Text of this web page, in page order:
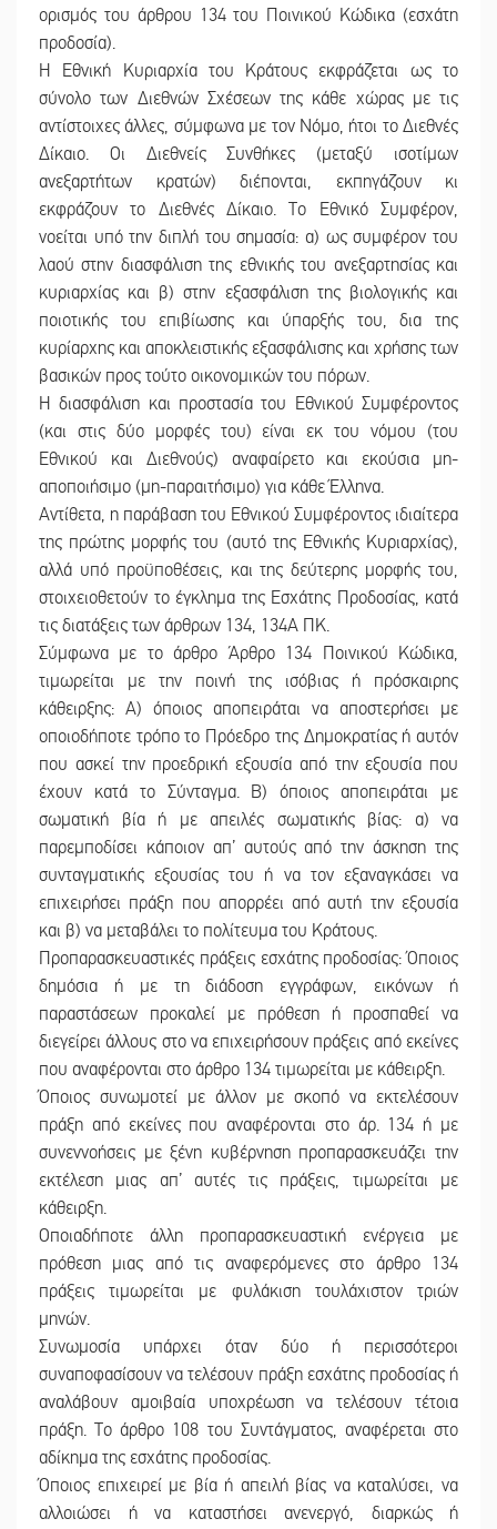
ορισμός του άρθρου 134 του Ποινικού Κώδικα (εσχάτη
προδοσία).
Η Εθνική Κυριαρχία του Κράτους εκφράζεται ως το
σύνολο των Διεθνών Σχέσεων της κάθε χώρας με τις
αντίστοιχες άλλες, σύμφωνα με τον Νόμο, ήτοι το Διεθνές
Δίκαιο. Οι Διεθνείς Συνθήκες (μεταξύ ισοτίμων
ανεξαρτήτων κρατών) διέπονται, εκπηγάζουν κι
εκφράζουν το Διεθνές Δίκαιο. Το Εθνικό Συμφέρον,
νοείται υπό την διπλή του σημασία: α) ως συμφέρον του
λαού στην διασφάλιση της εθνικής του ανεξαρτησίας και
κυριαρχίας και β) στην εξασφάλιση της βιολογικής και
ποιοτικής του επιβίωσης και ύπαρξής του, δια της
κυρίαρχης και αποκλειστικής εξασφάλισης και χρήσης των
βασικών προς τούτο οικονομικών του πόρων.
Η διασφάλιση και προστασία του Εθνικού Συμφέροντος
(και στις δύο μορφές του) είναι εκ του νόμου (του
Εθνικού και Διεθνούς) αναφαίρετο και εκούσια μη-
αποποιήσιμο (μη-παραιτήσιμο) για κάθε Έλληνα.
Αντίθετα, η παράβαση του Εθνικού Συμφέροντος ιδιαίτερα
της πρώτης μορφής του (αυτό της Εθνικής Κυριαρχίας),
αλλά υπό προϋποθέσεις, και της δεύτερης μορφής του,
στοιχειοθετούν το έγκλημα της Εσχάτης Προδοσίας, κατά
τις διατάξεις των άρθρων 134, 134Α ΠΚ.
Σύμφωνα με το άρθρο Άρθρο 134 Ποινικού Κώδικα,
τιμωρείται με την ποινή της ισόβιας ή πρόσκαιρης
κάθειρξης: Α) όποιος αποπειράται να αποστερήσει με
οποιοδήποτε τρόπο το Πρόεδρο της Δημοκρατίας ή αυτόν
που ασκεί την προεδρική εξουσία από την εξουσία που
έχουν κατά το Σύνταγμα. Β) όποιος αποπειράται με
σωματική βία ή με απειλές σωματικής βίας: α) να
παρεμποδίσει κάποιον απ’ αυτούς από την άσκηση της
συνταγματικής εξουσίας του ή να τον εξαναγκάσει να
επιχειρήσει πράξη που απορρέει από αυτή την εξουσία
και β) να μεταβάλει το πολίτευμα του Κράτους.
Προπαρασκευαστικές πράξεις εσχάτης προδοσίας: Όποιος
δημόσια ή με τη διάδοση εγγράφων, εικόνων ή
παραστάσεων προκαλεί με πρόθεση ή προσπαθεί να
διεγείρει άλλους στο να επιχειρήσουν πράξεις από εκείνες
που αναφέρονται στο άρθρο 134 τιμωρείται με κάθειρξη.
Όποιος συνωμοτεί με άλλον με σκοπό να εκτελέσουν
πράξη από εκείνες που αναφέρονται στο άρ. 134 ή με
συνεννοήσεις με ξένη κυβέρνηση προπαρασκευάζει την
εκτέλεση μιας απ’ αυτές τις πράξεις, τιμωρείται με
κάθειρξη.
Οποιαδήποτε άλλη προπαρασκευαστική ενέργεια με
πρόθεση μιας από τις αναφερόμενες στο άρθρο 134
πράξεις τιμωρείται με φυλάκιση τουλάχιστον τριών
μηνών.
Συνωμοσία υπάρχει όταν δύο ή περισσότεροι
συναποφασίσουν να τελέσουν πράξη εσχάτης προδοσίας ή
αναλάβουν αμοιβαία υποχρέωση να τελέσουν τέτοια
πράξη. Το άρθρο 108 του Συντάγματος, αναφέρεται στο
αδίκημα της εσχάτης προδοσίας.
Όποιος επιχειρεί με βία ή απειλή βίας να καταλύσει, να
αλλοιώσει ή να καταστήσει ανενεργό, διαρκώς ή